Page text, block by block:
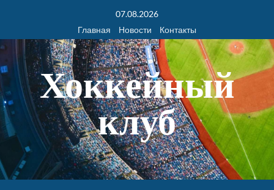
07.08.2026
Главная
Новости Контакты
Хоккейный
клуб